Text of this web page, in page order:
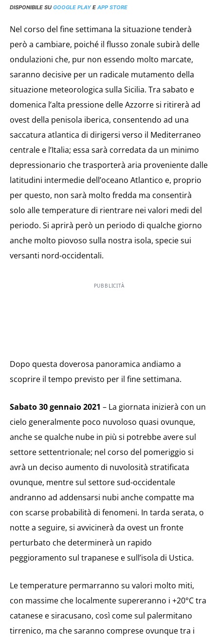
DISPONIBILE SU GOOGLE PLAYE APP STORE
Nel corso del fine settimana la situazione tenderà
però a cambiare, poiché il flusso zonale subirà delle
ondulazioni che, pur non essendo molto marcate,
saranno decisive per un radicale mutamento della
situazione meteorologica sulla Sicilia. Tra sabato e
domenica l’alta pressione delle Azzorre si ritirerà ad
ovest della penisola iberica, consentendo ad una
saccatura atlantica di dirigersi verso il Mediterraneo
centrale e l’Italia; essa sarà corredata da un minimo
depressionario che trasporterà aria proveniente dalle
latitudini intermedie dell’oceano Atlantico e, proprio
per questo, non sarà molto fredda ma consentirà
solo alle temperature di rientrare nei valori medi del
periodo. Si aprirà però un periodo di qualche giorno
anche molto piovoso sulla nostra isola, specie sui
versanti nord-occidentali.
PUBBLICITÀ
Dopo questa doverosa panoramica andiamo a
scoprire il tempo previsto per il fine settimana.
Sabato 30 gennaio 2021 – La giornata inizierà con un
cielo generalmente poco nuvoloso quasi ovunque,
anche se qualche nube in più si potrebbe avere sul
settore settentrionale; nel corso del pomeriggio si
avrà un deciso aumento di nuvolosità stratificata
ovunque, mentre sul settore sud-occidentale
andranno ad addensarsi nubi anche compatte ma
con scarse probabilità di fenomeni. In tarda serata, o
notte a seguire, si avvicinerà da ovest un fronte
perturbato che determinerà un rapido
peggioramento sul trapanese e sull’isola di Ustica.
Le temperature permarranno su valori molto miti,
con massime che localmente supereranno i +20°C tra
catanese e siracusano, così come sul palermitano
tirrenico, ma che saranno comprese ovunque tra i